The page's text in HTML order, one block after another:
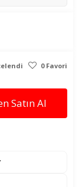
0 Favori
Satın Al